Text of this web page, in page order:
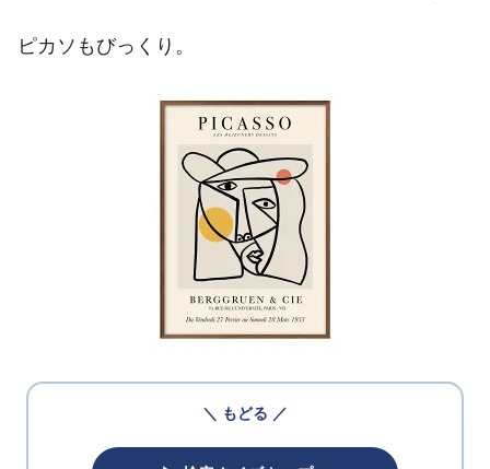
ピカソもびっくり。
＼ もどる ／